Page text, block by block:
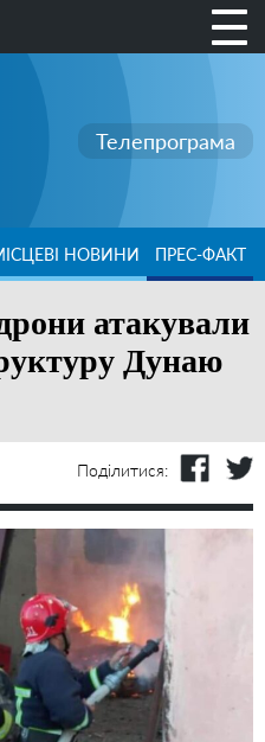
Телепрограма
НОВИНИ ПРЕС-ФАКТ
атакували
Дунаю
Поділитися: